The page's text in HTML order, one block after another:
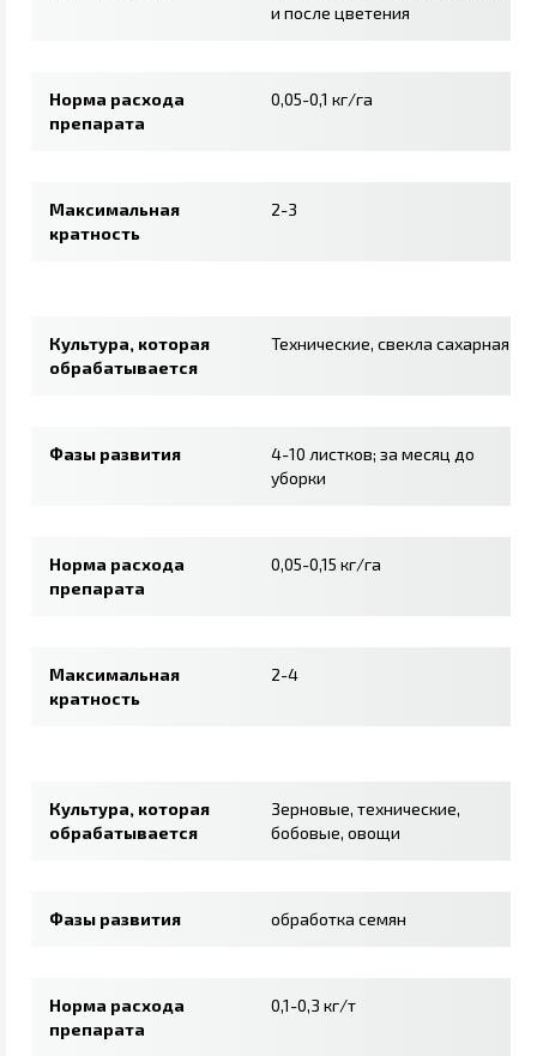
и после цветения
Норма расхода
препарата
0,05-0,1 кг/га
Максимальная
кратность
2-3
Культура, которая
обрабатывается
Технические, свекла сахарная
Фазы развития
4-10 листков; за месяц до
уборки
Норма расхода
препарата
0,05-0,15 кг/га
Максимальная
кратность
2-4
Культура, которая
обрабатывается
Зерновые, технические,
бобовые, овощи
Фазы развития обработка семян
Норма расхода
препарата
0,1-0,3 кг/т